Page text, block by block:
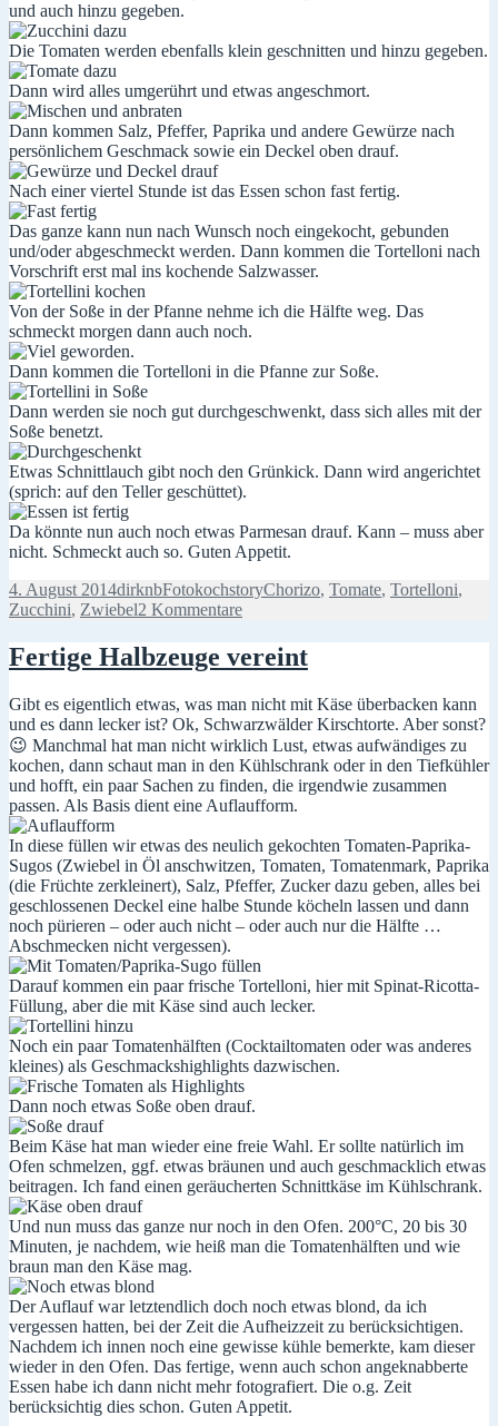
und auch hinzu gegeben.
Die Tomaten werden ebenfalls klein geschnitten und hinzu gegeben.
Dann wird alles umgerührt und etwas angeschmort.
Dann kommen Salz, Pfeffer, Paprika und andere Gewürze nach
persönlichem Geschmack sowie ein Deckel oben drauf.
Nach einer viertel Stunde ist das Essen schon fast fertig.
Das ganze kann nun nach Wunsch noch eingekocht, gebunden
und/oder abgeschmeckt werden. Dann kommen die Tortelloni nach
Vorschrift erst mal ins kochende Salzwasser.
Von der Soße in der Pfanne nehme ich die Hälfte weg. Das
schmeckt morgen dann auch noch.
Dann kommen die Tortelloni in die Pfanne zur Soße.
Dann werden sie noch gut durchgeschwenkt, dass sich alles mit der
Soße benetzt.
Etwas Schnittlauch gibt noch den Grünkick. Dann wird angerichtet
(sprich: auf den Teller geschüttet).
Da könnte nun auch noch etwas Parmesan drauf. Kann – muss aber
nicht. Schmeckt auch so. Guten Appetit.
Veröffentlicht
am
4. August 2014Autor
dirknbKategorien
FotokochstorySchlagwörter
Chorizo, Tomate, Tortelloni,
Zucchini, Zwiebel2 Kommentarezu
anderes
Fertige Halbzeuge vereint
Gibt es eigentlich etwas, was man nicht mit Käse überbacken kann
und es dann lecker ist? Ok, Schwarzwälder Kirschtorte. Aber sonst?
😉 Manchmal hat man nicht wirklich Lust, etwas aufwändiges zu
kochen, dann schaut man in den Kühlschrank oder in den Tiefkühler
und hofft, ein paar Sachen zu finden, die irgendwie zusammen
passen. Als Basis dient eine Auflaufform.
In diese füllen wir etwas des neulich gekochten Tomaten-Paprika-
Sugos (Zwiebel in Öl anschwitzen, Tomaten, Tomatenmark, Paprika
(die Früchte zerkleinert), Salz, Pfeffer, Zucker dazu geben, alles bei
geschlossenen Deckel eine halbe Stunde köcheln lassen und dann
noch pürieren – oder auch nicht – oder auch nur die Hälfte …
Abschmecken nicht vergessen).
Darauf kommen ein paar frische Tortelloni, hier mit Spinat-Ricotta-
Füllung, aber die mit Käse sind auch lecker.
Noch ein paar Tomatenhälften (Cocktailtomaten oder was anderes
kleines) als Geschmackshighlights dazwischen.
Dann noch etwas Soße oben drauf.
Beim Käse hat man wieder eine freie Wahl. Er sollte natürlich im
Ofen schmelzen, ggf. etwas bräunen und auch geschmacklich etwas
beitragen. Ich fand einen geräucherten Schnittkäse im Kühlschrank.
Und nun muss das ganze nur noch in den Ofen. 200°C, 20 bis 30
Minuten, je nachdem, wie heiß man die Tomatenhälften und wie
braun man den Käse mag.
Der Auflauf war letztendlich doch noch etwas blond, da ich
vergessen hatten, bei der Zeit die Aufheizzeit zu berücksichtigen.
Nachdem ich innen noch eine gewisse kühle bemerkte, kam dieser
wieder in den Ofen. Das fertige, wenn auch schon angeknabberte
Essen habe ich dann nicht mehr fotografiert. Die o.g. Zeit
berücksichtig dies schon. Guten Appetit.